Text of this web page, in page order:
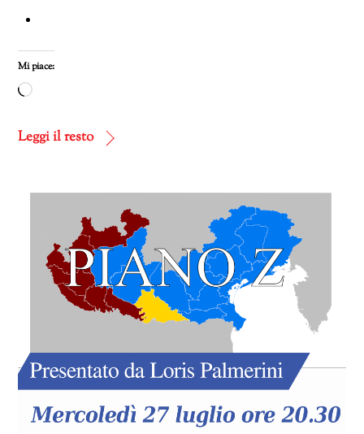
Mi piace:
Caricamento
corso…
Leggi il resto